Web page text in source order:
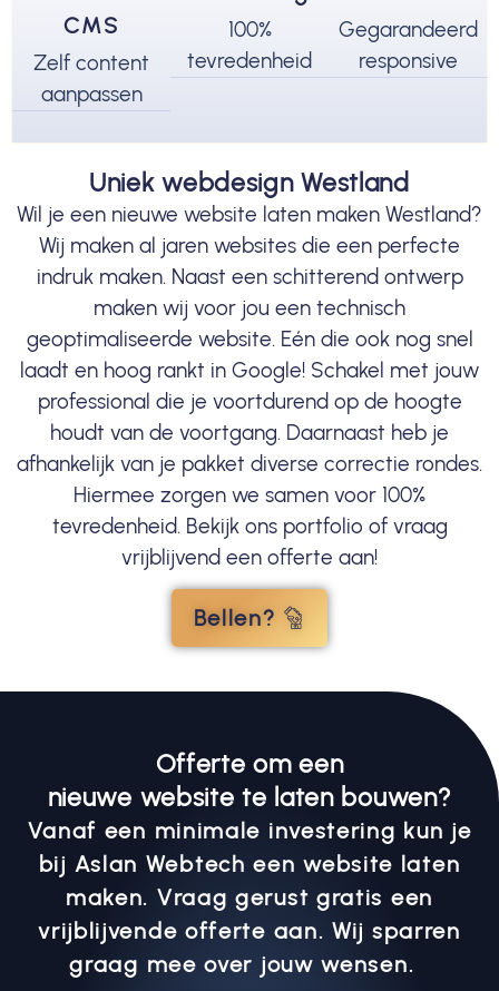
CMS
Zelf content
aanpassen
100%
tevredenheid
Gegarandeerd
responsive
Uniek webdesign Westland
Wil je een nieuwe website laten maken Westland?
Wij maken al jaren websites die een perfecte
indruk maken. Naast een schitterend ontwerp
maken wij voor jou een technisch
geoptimaliseerde website. Eén die ook nog snel
laadt en hoog rankt in Google! Schakel met jouw
professional die je voortdurend op de hoogte
houdt van de voortgang. Daarnaast heb je
afhankelijk van je pakket diverse correctie rondes.
Hiermee zorgen we samen voor 100%
tevredenheid. Bekijk ons portfolio of vraag
vrijblijvend een offerte aan!
Bellen?
Offerte om een
nieuwe website te laten bouwen?
Vanaf een minimale investering kun je
bij Aslan Webtech een website laten
maken. Vraag gerust gratis een
vrijblijvende offerte aan. Wij sparren
graag mee over jouw wensen.